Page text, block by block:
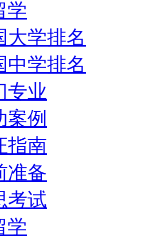
学
大学排名
中学排名
专业
案例
指南
准备
考试
学